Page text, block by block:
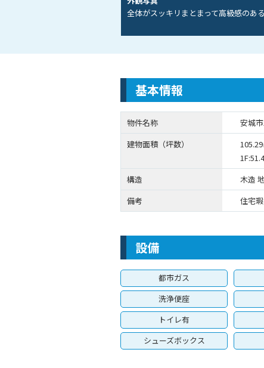
全体がスッキリまとまって高級感のある
基本情報
物件名称 安城
建物面積（坪数）
構造 木造
備考
住宅
設備
都市ガス
洗浄便座
トイレ有
シューズボックス